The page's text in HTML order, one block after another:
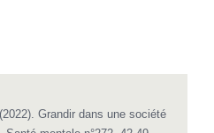
Grandir dans une société